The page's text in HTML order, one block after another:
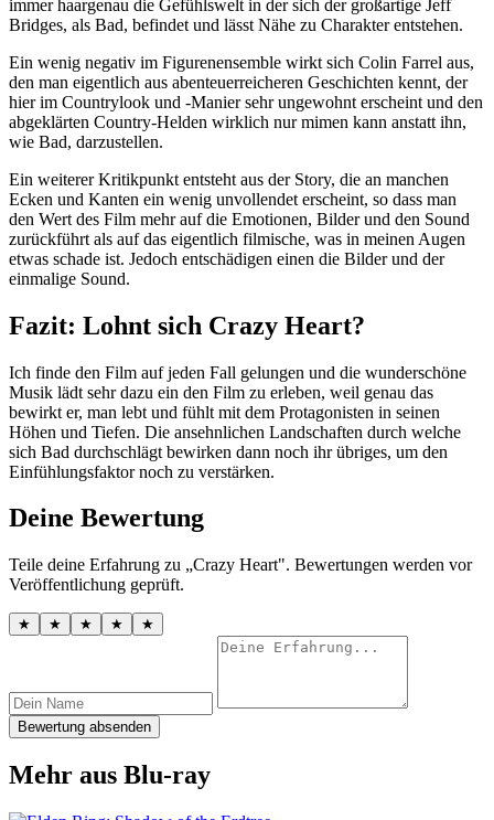
immer haargenau die Gefühlswelt in der sich der großartige Jeff
Bridges, als Bad, befindet und lässt Nähe zu Charakter entstehen.
Ein wenig negativ im Figurenensemble wirkt sich Colin Farrel aus,
den man eigentlich aus abenteuerreicheren Geschichten kennt, der
hier im Countrylook und -Manier sehr ungewohnt erscheint und den
abgeklärten Country-Helden wirklich nur mimen kann anstatt ihn,
wie Bad, darzustellen.
Ein weiterer Kritikpunkt entsteht aus der Story, die an manchen
Ecken und Kanten ein wenig unvollendet erscheint, so dass man
den Wert des Film mehr auf die Emotionen, Bilder und den Sound
zurückführt als auf das eigentlich filmische, was in meinen Augen
etwas schade ist. Jedoch entschädigen einen die Bilder und der
einmalige Sound.
Fazit: Lohnt sich Crazy Heart?
Ich finde den Film auf jeden Fall gelungen und die wunderschöne
Musik lädt sehr dazu ein den Film zu erleben, weil genau das
bewirkt er, man lebt und fühlt mit dem Protagonisten in seinen
Höhen und Tiefen. Die ansehnlichen Landschaften durch welche
sich Bad durchschlägt bewirken dann noch ihr übriges, um den
Einfühlungsfaktor noch zu verstärken.
Deine Bewertung
Teile deine Erfahrung zu „Crazy Heart". Bewertungen werden vor
Veröffentlichung geprüft.
★ ★ ★ ★ ★
Bewertung absenden
Mehr aus Blu-ray